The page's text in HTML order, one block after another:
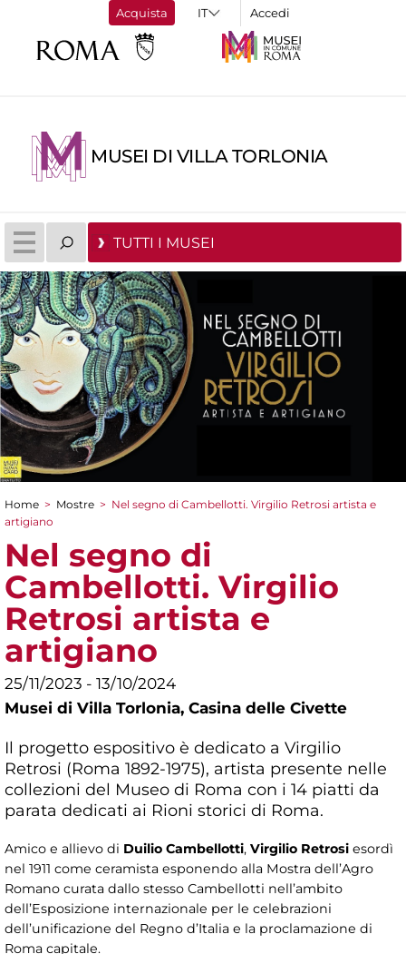
Acquista Accedi
MUSEI DI VILLA TORLONIA
TUTTI I MUSEI
Tu sei qui
Home > Mostre > Nel segno di Cambellotti. Virgilio Retrosi artista e
artigiano
Nel segno di
Cambellotti. Virgilio
Retrosi artista e
artigiano
25/11/2023 - 13/10/2024
Musei di Villa Torlonia, Casina delle Civette
Il progetto espositivo è dedicato a Virgilio
Retrosi (Roma 1892-1975), artista presente nelle
collezioni del Museo di Roma con i 14 piatti da
parata dedicati ai Rioni storici di Roma.
Amico e allievo di Duilio Cambellotti, Virgilio Retrosi esordì
nel 1911 come ceramista esponendo alla Mostra dell’Agro
Romano curata dallo stesso Cambellotti nell’ambito
dell’Esposizione internazionale per le celebrazioni
dell’unificazione del Regno d’Italia e la proclamazione di
Roma capitale.